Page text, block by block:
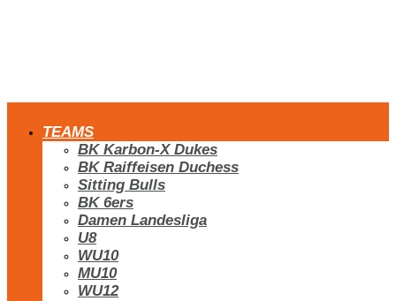
TEAMS
BK Karbon-X Dukes
BK Raiffeisen Duchess
Sitting Bulls
BK 6ers
Damen Landesliga
U8
WU10
MU10
WU12